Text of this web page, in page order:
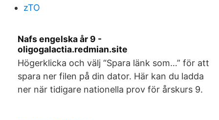
zTO
Nafs engelska år 9 -
oligogalactia.redmian.site
Högerklicka och välj “Spara länk som…” för att
spara ner filen på din dator. Här kan du ladda
ner när tidigare nationella prov för årskurs 9.